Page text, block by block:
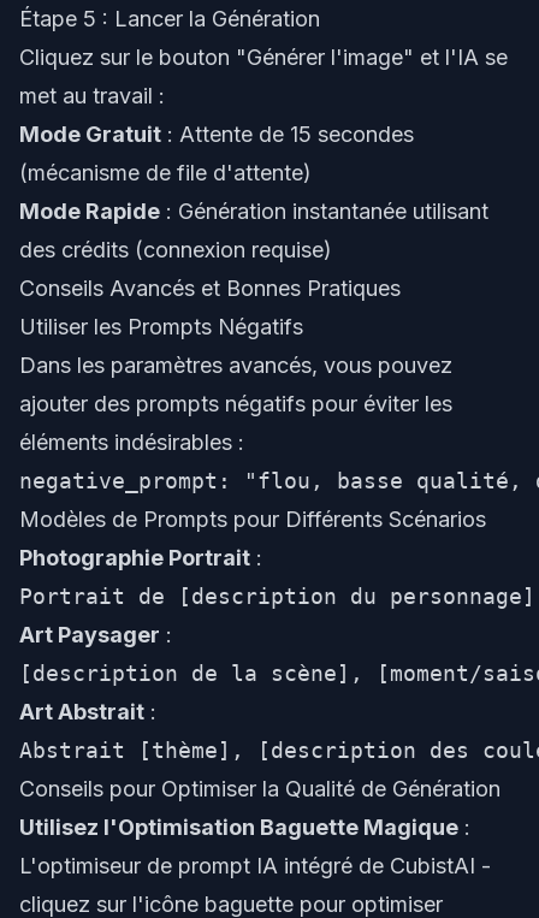
Étape 5 : Lancer la Génération
Cliquez sur le bouton "Générer l'image" et l'IA se
met au travail :
Mode Gratuit : Attente de 15 secondes
(mécanisme de file d'attente)
Mode Rapide : Génération instantanée utilisant
des crédits (connexion requise)
Conseils Avancés et Bonnes Pratiques
Utiliser les Prompts Négatifs
Dans les paramètres avancés, vous pouvez
ajouter des prompts négatifs pour éviter les
éléments indésirables :
Modèles de Prompts pour Différents Scénarios
Photographie Portrait :
Art Paysager :
Art Abstrait :
Conseils pour Optimiser la Qualité de Génération
Utilisez l'Optimisation Baguette Magique :
L'optimiseur de prompt IA intégré de CubistAI -
cliquez sur l'icône baguette pour optimiser